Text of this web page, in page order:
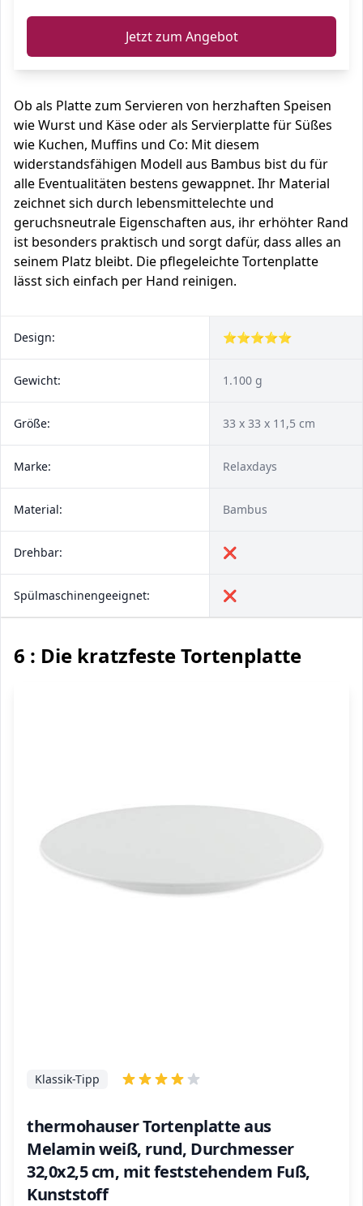
Jetzt zum Angebot
Ob als Platte zum Servieren von herzhaften Speisen
wie Wurst und Käse oder als Servierplatte für Süßes
wie Kuchen, Muffins und Co: Mit diesem
widerstandsfähigen Modell aus Bambus bist du für
alle Eventualitäten bestens gewappnet. Ihr Material
zeichnet sich durch lebensmittelechte und
geruchsneutrale Eigenschaften aus, ihr erhöhter Rand
ist besonders praktisch und sorgt dafür, dass alles an
seinem Platz bleibt. Die pflegeleichte Tortenplatte
lässt sich einfach per Hand reinigen.
Design: ⭐⭐⭐⭐⭐
Gewicht: 1.100 g
Größe: 33 x 33 x 11,5 cm
Marke: Relaxdays
Material: Bambus
Drehbar: ❌
Spülmaschinengeeignet: ❌
6 : Die kratzfeste Tortenplatte
thermohauser Tortenplatte aus
Melamin weiß, rund, Durchmesser
32,0x2,5 cm, mit feststehendem Fuß,
Kunststoff
Klassik-Tipp